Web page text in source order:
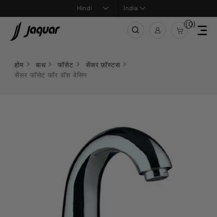
India
(0)
होम बाथ फॉसेट
सेंसर फ़ॉस्टस
सेंसर फॉसेट फॉर वॉश बेसिन